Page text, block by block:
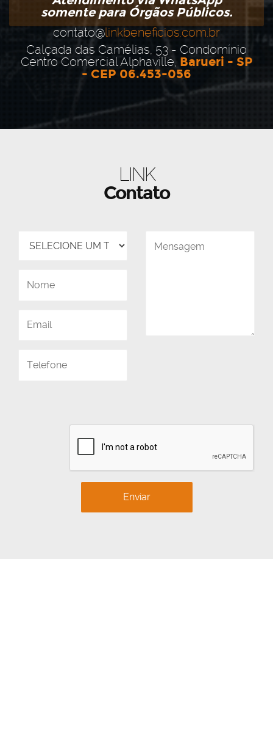
somente para Órgãos Públicos.
contato@linkbeneficios.com.br
Calçada das Camélias, 53 - Condomínio
Centro Comercial Alphaville,Barueri - SP
- CEP 06.453-056
LINK
Contato